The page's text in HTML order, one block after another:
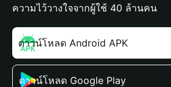
ความไว้วางใจจากผู้ใช้ 40 ล้านคน
ดาวน์โหลด Android APK
ดาวน์โหลด Google Play